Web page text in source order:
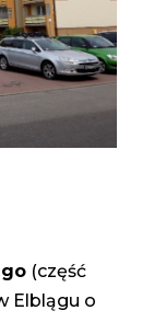
(część
Elblągu o